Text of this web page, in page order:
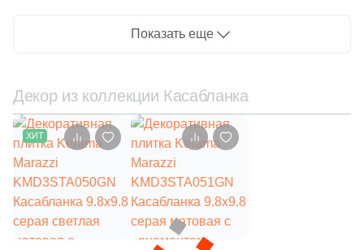
Ibero (80)
Idalgo (Керамика Будущего) (293)
Imola Ceramica (1229)
Impronta (2 )
Infinity ( 12
Показать еще
Декор из коллекции Касабланка
ХИТ